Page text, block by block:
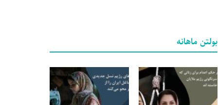
بولتن ماهانه